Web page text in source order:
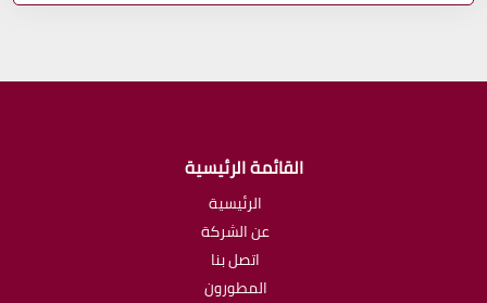
القائمة الرئيسية
الرئيسية
عن الشركة
اتصل بنا
المطورون